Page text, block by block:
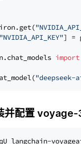
"NVIDIA_API_KEY"] =
import
"deepseek-
并配置